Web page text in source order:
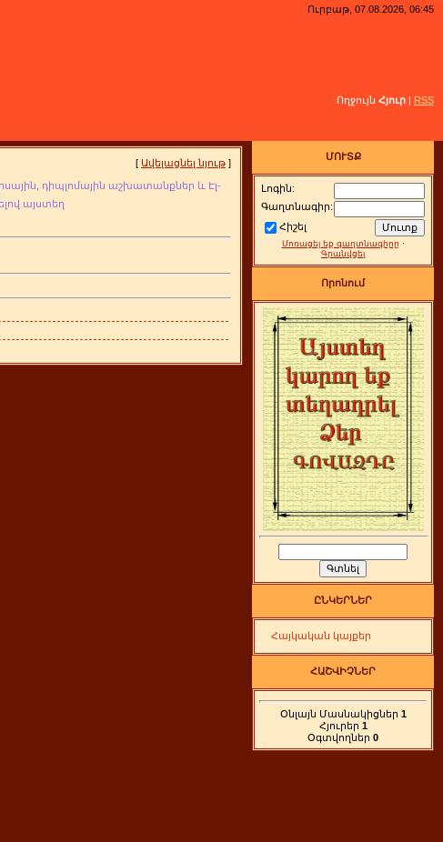
Ուրբաթ, 07.08.2026, 06:45
Ողջույն Հյուր | RSS
[ Ավելացնել նյութ ]
դիպլոմային աշխատանքներ և Էլ-
այստեղ
ՄՈՒՏՔ
Լոգին:
Գաղտնագիր:
Հիշել
Մոռացել եք գաղտնագիրը ·
Գրանվցել
Որոնում
ԸՆԿԵՐՆԵՐ
Հայկական կայքեր
ՀԱՇՎԻՉՆԵՐ
Օնլայն Մասնակիցներ 1
Հյուրեր 1
Օգտվողներ 0